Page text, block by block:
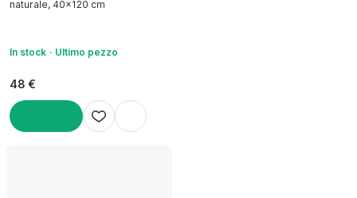
naturale, 40x120 cm
In stock Ultimo pezzo
48 €